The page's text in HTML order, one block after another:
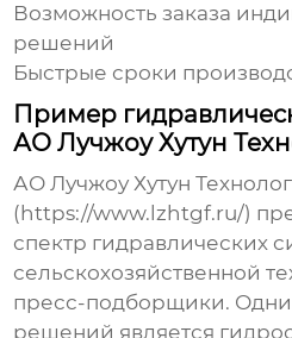
Возможность заказа
решений
Быстрые сроки
Пример
АО Лучжоу Хутун
АО Лучжоу Хутун
( https://www.lzhtgf.ru/)
спектр гидравлических
сельскохозяйственной
пресс-подборщики.
решений является